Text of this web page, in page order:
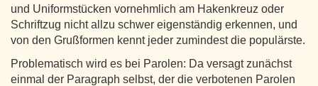
und Uniformstücken vornehmlich am Hakenkreuz oder
Schriftzug nicht allzu schwer eigenständig erkennen, und
von den Grußformen kennt jeder zumindest die populärste.
Problematisch wird es bei Parolen: Da versagt zunächst
einmal der Paragraph selbst, der die verbotenen Parolen